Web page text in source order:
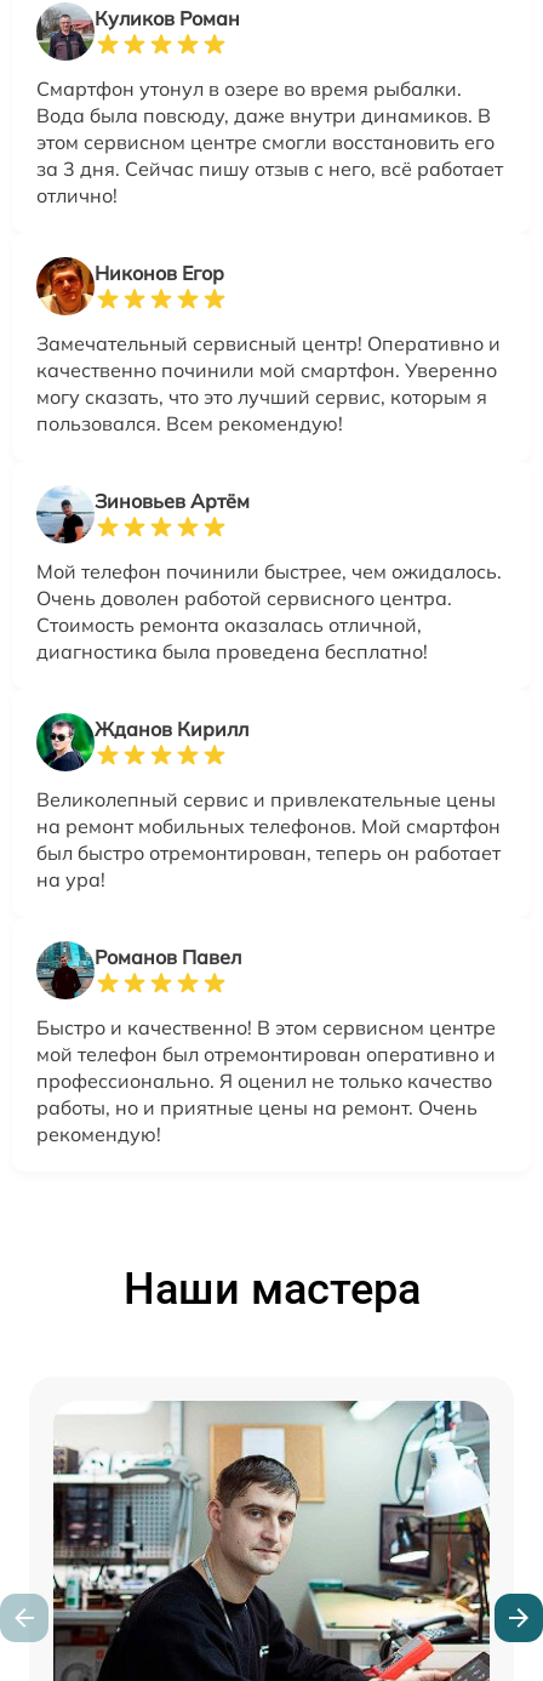
Куликов Роман
Смартфон утонул в озере во время рыбалки.
Вода была повсюду, даже внутри динамиков. В
этом сервисном центре смогли восстановить его
за 3 дня. Сейчас пишу отзыв с него, всё работает
отлично!
Никонов Егор
Замечательный сервисный центр! Оперативно и
качественно починили мой смартфон. Уверенно
могу сказать, что это лучший сервис, которым я
пользовался. Всем рекомендую!
Зиновьев Артём
Мой телефон починили быстрее, чем ожидалось.
Очень доволен работой сервисного центра.
Стоимость ремонта оказалась отличной,
диагностика была проведена бесплатно!
Жданов Кирилл
Великолепный сервис и привлекательные цены
на ремонт мобильных телефонов. Мой смартфон
был быстро отремонтирован, теперь он работает
на ура!
Романов Павел
Быстро и качественно! В этом сервисном центре
мой телефон был отремонтирован оперативно и
профессионально. Я оценил не только качество
работы, но и приятные цены на ремонт. Очень
рекомендую!
Наши мастера